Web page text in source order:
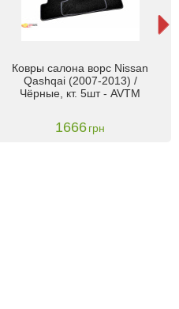
Ковры салона ворс Nissan
Qashqai (2007-2013) /
Чёрные, кт. 5шт - AVTM
1666грн